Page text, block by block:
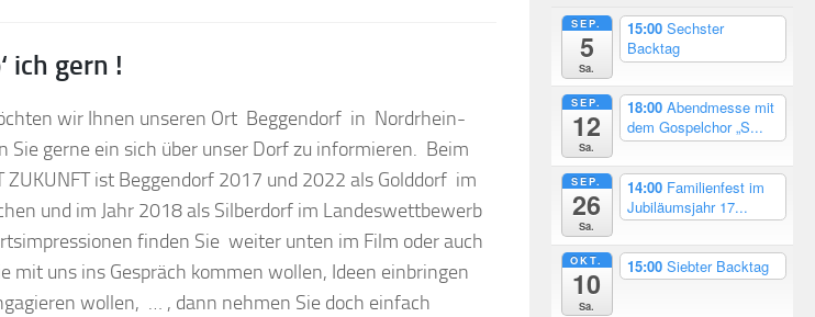
ich gern !
wir Ihnen unseren Ort Beggendorf in Nordrhein-
gerne ein sich über unser Dorf zu informieren. Beim
ZUKUNFT ist Beggendorf 2017 und 2022 als Golddorf im
und im Jahr 2018 als Silberdorf im Landeswettbewerb
finden Sie weiter unten im Film oder auch
mit uns ins Gespräch kommen wollen, Ideen einbringen
wollen, … , dann nehmen Sie doch einfach
SEP.
5
Sa.
15:00 Sechster
Backtag
SEP.
12
Sa.
18:00 Abendmesse mit
dem Gospelchor „S...
SEP.
26
Sa.
14:00 Familienfest im
Jubiläumsjahr 17...
OKT.
10
Sa.
15:00 Siebter Backtag